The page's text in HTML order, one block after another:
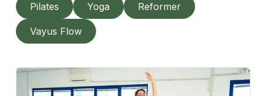
Pilates Yoga Reformer
Vayus Flow